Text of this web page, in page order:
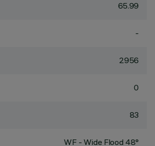
65.99
-
2956
0
83
WF - Wide Flood 48°